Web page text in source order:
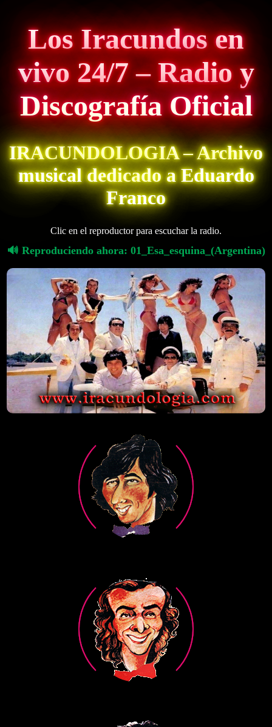
Los Iracundos en
vivo 24/7 – Radio y
Discografía Oficial
IRACUNDOLOGIA – Archivo
musical dedicado a Eduardo
Franco
Clic en el reproductor para escuchar la radio.
🔊 Reproduciendo ahora: 01_Esa_esquina_(Argentina)